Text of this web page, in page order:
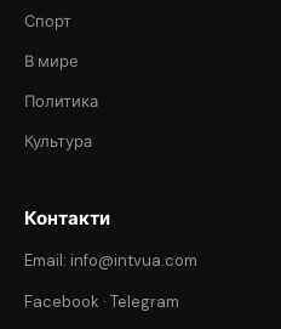
Спорт
В мире
Политика
Культура
Контакти
Email: info@intvua.com
Facebook · Telegram